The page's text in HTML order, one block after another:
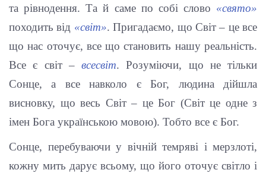
та рівнодення. Та й саме по собі слово «свято»
походить від «світ». Пригадаємо, що Світ – це все
що нас оточує, все що становить нашу реальність.
Все є світ – всесвіт. Розуміючи, що не тільки
Сонце, а все навколо є Бог, людина дійшла
висновку, що весь Світ – це Бог (Світ це одне з
імен Бога українською мовою). Тобто все є Бог.
Сонце, перебуваючи у вічній темряві і мерзлоті,
кожну мить дарує всьому, що його оточує світло і